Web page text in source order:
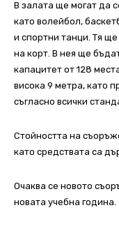
В залата ще могат да
като волейбол,
и спортни танци. Тя
на корт. В нея ще
капацитет от 128
висока 9 метра, като
съгласно всички
Стойността на
като средствата са
Очаква се новото
новата учебна година.